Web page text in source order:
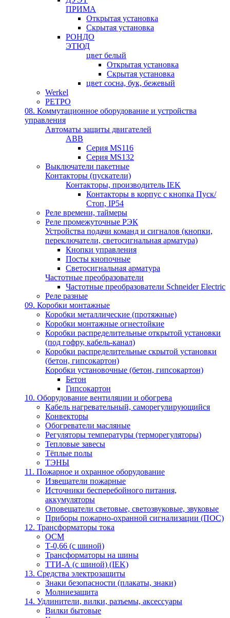
ПРИМА
Открытая установка
Скрытая установка
РОНДО
ЭТЮД
цвет белый
Открытая установка
Скрытая установка
цвет сосна, бук, бежевый
Werkel
РЕТРО
08. Коммутационное оборудование и устройства
управления
Автоматы защиты двигателей
ABB
Серия MS116
Серия MS132
Выключатели пакетные
Контакторы (пускатели)
Контакторы, производитель IEK
Контакторы в корпус с кнопка Пуск/
Стоп, IP54
Реле времени, таймеры
Реле промежуточные РЭК
Устройства подачи команд и сигналов (кнопки,
переключатели, светосигнальная арматура)
Кнопки управления
Посты кнопочные
Светосигнальная арматура
Частотные преобразователи
Частотные преобразователи Schneider Electric
Реле разные
09. Коробки монтажные
Коробки металлические (протяжные)
Коробки монтажные огнестойкие
Коробки распределительные открытой установки
(под гофру, кабель-канал)
Коробки распределительные скрытой установки
(бетон, гипсокартон)
Коробки установочные (бетон, гипсокартон)
Бетон
Гипсокартон
10. Оборудование вентиляции и обогрева
Кабель нагревательный, саморегулирующийся
Конвекторы
Обогреватели масляные
Регуляторы температуры (терморегуляторы)
Тепловые завесы
Тёплые полы
ТЭНЫ
11. Пожарное и охранное оборудование
Извещатели пожарные
Источники бесперебойного питания,
аккумуляторы
Оповещатели световые, светозвуковые, звуковые
Приборы пожарно-охранной сигнализации (ПОС)
12. Трансформаторы тока
ОСМ
Т-0,66 (с шиной)
Трансформаторы на шины
ТТИ-А (с шиной) (IEK)
13. Средства электрозащиты
Знаки безопасности (плакаты, знаки)
Молниезащита
14. Удлинители, вилки, разъемы, аксессуары
Вилки бытовые